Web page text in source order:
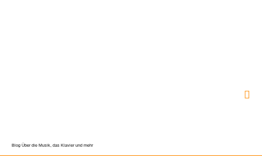
Blog Über die Musik, das Klavier und mehr